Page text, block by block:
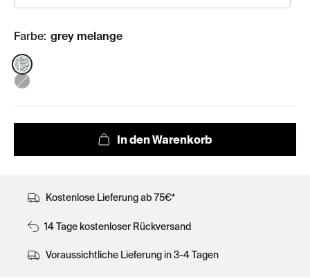
Farbe: grey melange
Color:
Kostenlose Lieferung ab 75€*
14 Tage kostenloser Rückversand
Voraussichtliche Lieferung in 3-4 Tagen